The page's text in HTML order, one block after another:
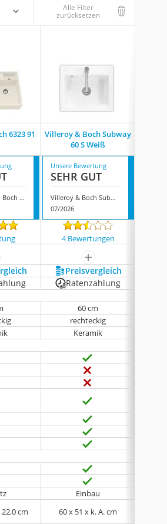
Alle Filter
zurücksetzen
6323 91
Villeroy & Boch Subway
60 S Weiß
Villeroy &amp; Boch 6323 91 FU
Unsere Bewertung
SEHR GUT
Villeroy & Boch Subway 60 S Weiß
07/2026
4 Bewertungen
anzeigen
mehr anzeigen
Preis­vergleich
Ratenzahlung
60 cm
rechteckig
Keramik
Einbau
cm 60 x 51 x k. A. cm